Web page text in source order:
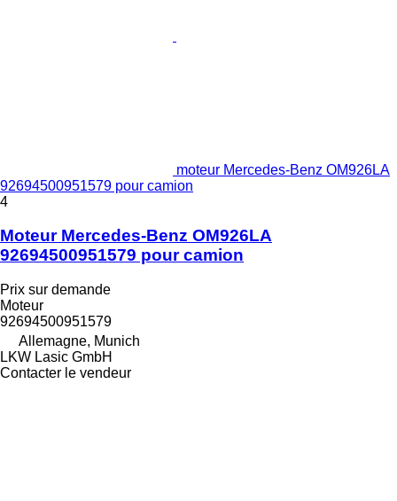
moteur Mercedes-Benz OM926LA
92694500951579 pour camion
4
Moteur Mercedes-Benz OM926LA
92694500951579 pour camion
Prix sur demande
Moteur
92694500951579
Allemagne, Munich
LKW Lasic GmbH
Contacter le vendeur